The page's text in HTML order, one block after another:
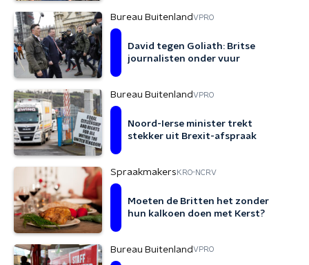
Bureau BuitenlandVPRO
David tegen Goliath: Britse
journalisten onder vuur
Bureau BuitenlandVPRO
Noord-Ierse minister trekt
stekker uit Brexit-afspraak
Spraakmakers KRO-NCRV
Moeten de Britten het zonder
hun kalkoen doen met Kerst?
Bureau BuitenlandVPRO